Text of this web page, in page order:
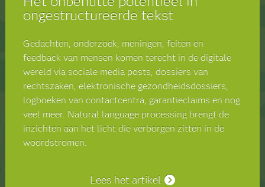
ongestructureerde tekst
Gedachten, onderzoek, meningen, feiten en
feedback van mensen komen terecht in de digitale
wereld via sociale media posts, dossiers van
rechtszaken, elektronische gezondheidsdossiers,
logboeken van contactcentra, garantieclaims en nog
veel meer. Natural language processing brengt de
inzichten aan het licht die verborgen zitten in de
woordstromen.
Lees het artikel